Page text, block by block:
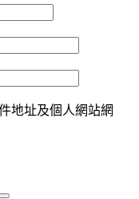
地址及個人網站網